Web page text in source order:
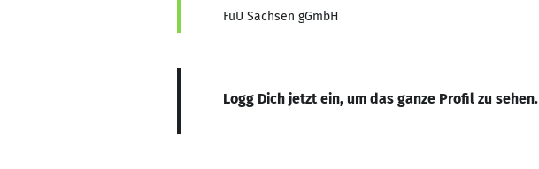
FuU Sachsen gGmbH
Logg Dich jetzt ein, um das ganze Profil zu sehen.